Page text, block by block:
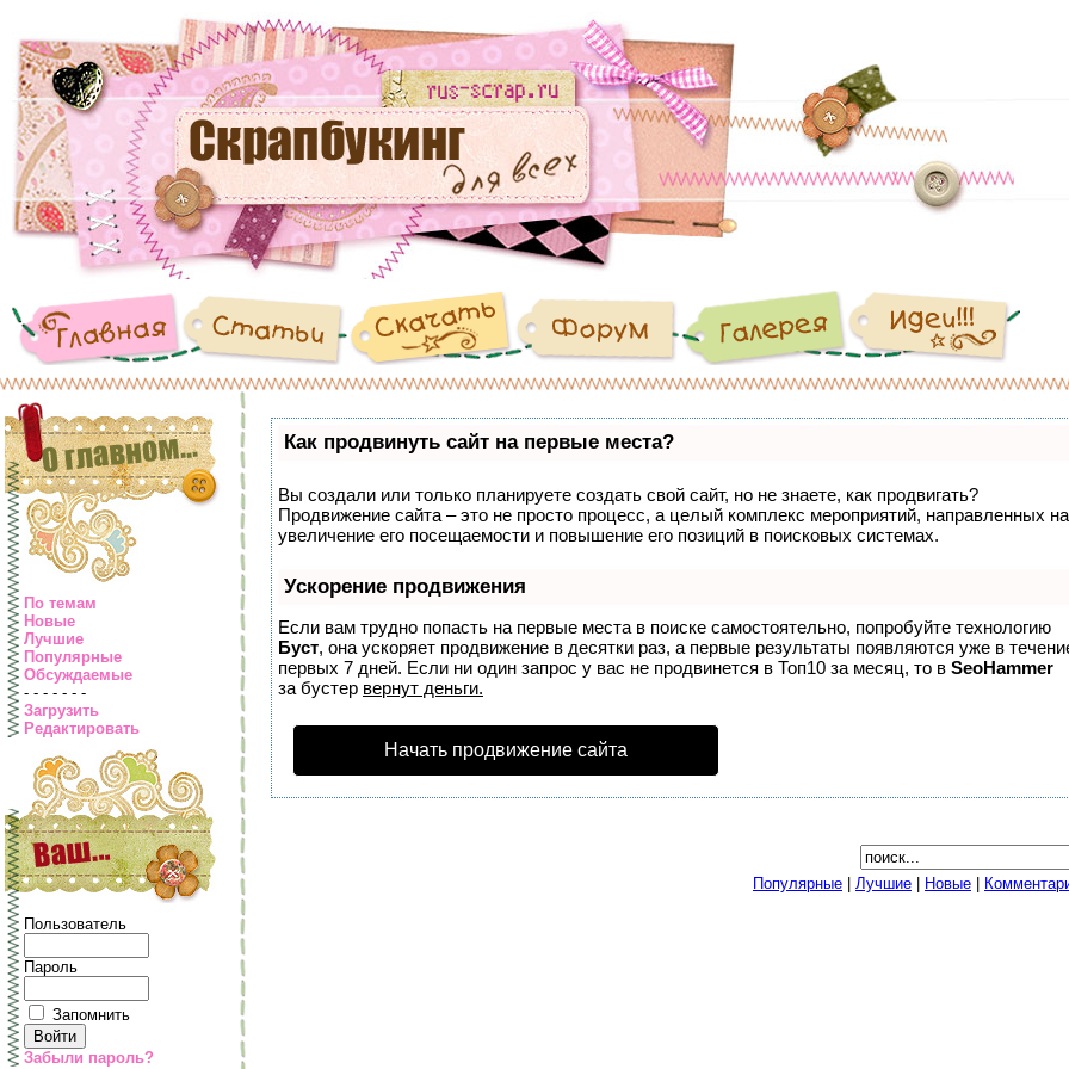
По темам
Новые
Лучшие
Популярные
Обсуждаемые
- - - - - - -
Загрузить
Редактировать
Пользователь
Пароль
Запомнить
Забыли пароль?
Как продвинуть сайт на первые места?
Вы создали или только планируете создать свой сайт, но не знаете, как продвигать?
Продвижение сайта – это не просто процесс, а целый комплекс мероприятий, направленных на
увеличение его посещаемости и повышение его позиций в поисковых системах.
Ускорение продвижения
Если вам трудно попасть на первые места в поиске самостоятельно, попробуйте технологию
Буст, она ускоряет продвижение в десятки раз, а первые результаты появляются уже в
первых 7 дней. Если ни один запрос у вас не продвинется в Топ10 за месяц, то в SeoHammer
за бустер вернут деньги.
Начать продвижение сайта
Популярные Лучшие Новые